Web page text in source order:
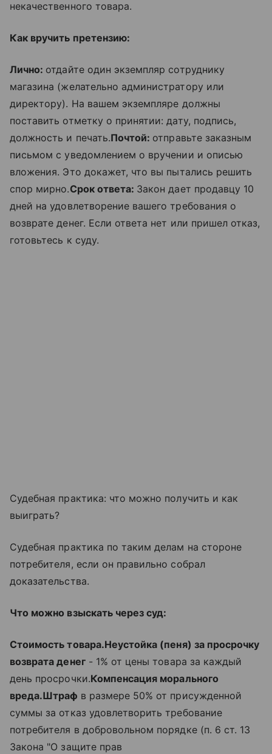
некачественного товара.
Как вручить претензию:
Лично: отдайте один экземпляр сотруднику
магазина (желательно администратору или
директору). На вашем экземпляре должны
поставить отметку о принятии: дату, подпись,
должность и печать.Почтой: отправьте заказным
письмом с уведомлением о вручении и описью
вложения. Это докажет, что вы пытались решить
спор мирно.Срок ответа: Закон дает продавцу 10
дней на удовлетворение вашего требования о
возврате денег. Если ответа нет или пришел отказ,
готовьтесь к суду.
Судебная практика: что можно получить и как
выиграть?
Судебная практика по таким делам на стороне
потребителя, если он правильно собрал
доказательства.
Что можно взыскать через суд:
Стоимость товара.Неустойка (пеня) за просрочку
возврата денег- 1% от цены товара за каждый
день просрочки.Компенсация морального
вреда.Штраф в размере 50% от присужденной
суммы за отказ удовлетворить требование
потребителя в добровольном порядке (п. 6 ст. 13
Закона "О защите прав